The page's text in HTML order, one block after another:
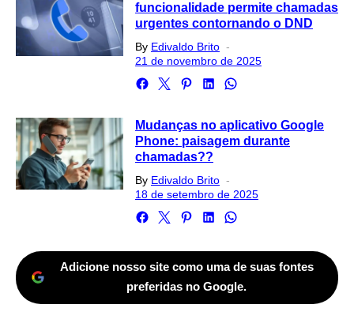
funcionalidade permite chamadas
urgentes contornando o DND
By Edivaldo Brito
on
21 de novembro de 2025
Mudanças no aplicativo Google
Phone: paisagem durante
chamadas??
By Edivaldo Brito
on
18 de setembro de 2025
Adicione nosso site como uma de suas fontes
preferidas no Google.